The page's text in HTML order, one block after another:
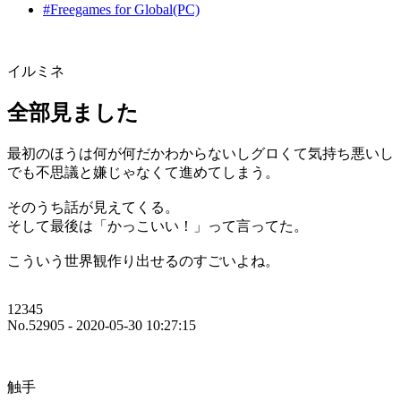
#Freegames for Global(PC)
イルミネ
全部見ました
最初のほうは何が何だかわからないしグロくて気持ち悪いし
でも不思議と嫌じゃなくて進めてしまう。
そのうち話が見えてくる。
そして最後は「かっこいい！」って言ってた。
こういう世界観作り出せるのすごいよね。
12345
No.52905 - 2020-05-30 10:27:15
触手